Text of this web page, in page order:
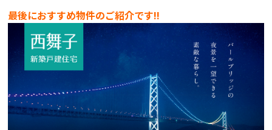
経営理念・
会社案内
スタッフ紹介
KATSUMIの
取り組み
家づくりサポート
最後におすすめ物件のご紹介です!!